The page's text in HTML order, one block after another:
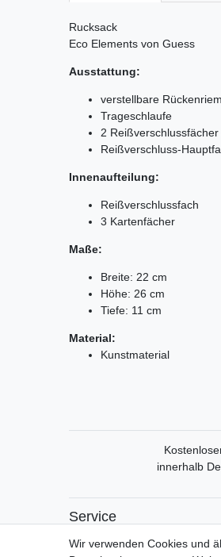
Rucksack
Eco Elements von Guess
Ausstattung:
verstellbare
Trageschlaufe
2
Reißverschluss-
Innenaufteilung:
Reißverschlussfach
3 Kartenfächer
Maße:
Breite: 22 cm
Höhe: 26 cm
Tiefe: 11 cm
Material:
Kunstmaterial
innerhalb
Service
Mein Konto
Versand & Retoure
Wir verwenden Cookies und